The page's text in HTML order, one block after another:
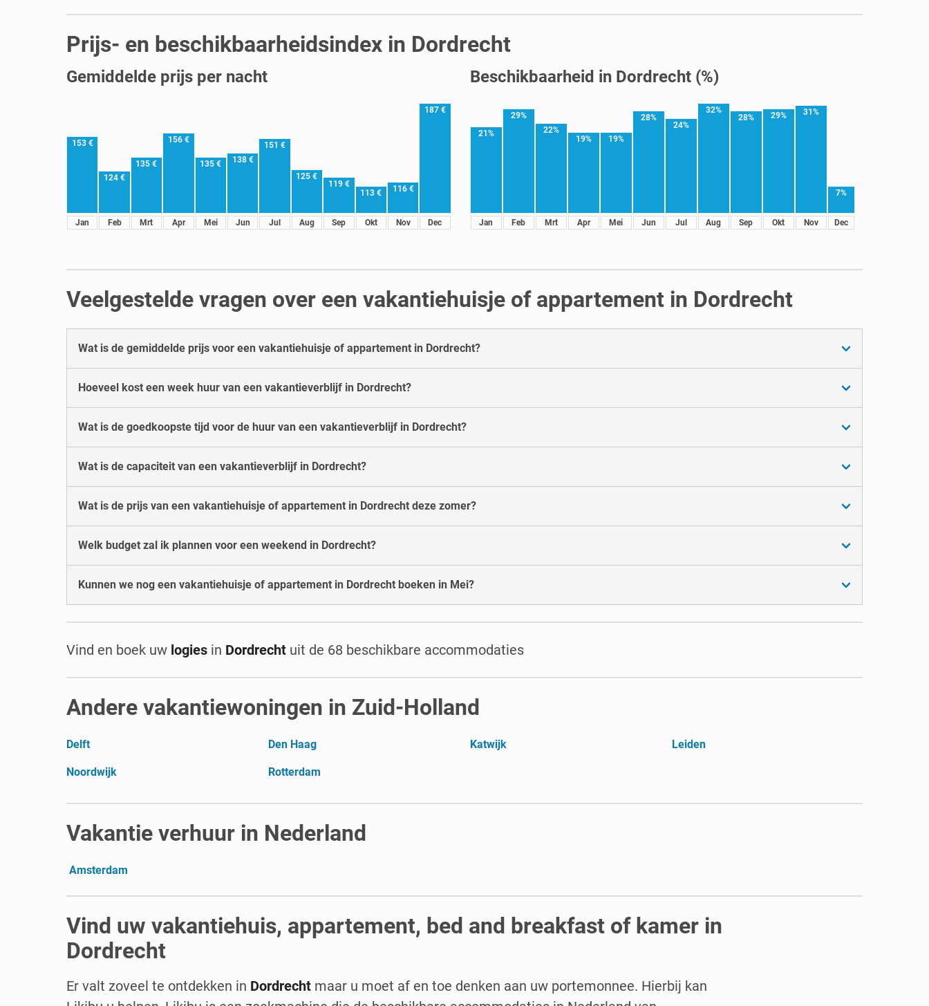
Prijs- en beschikbaarheidsindex in Dordrecht
Gemiddelde prijs per nacht
153 €
Jan
124 €
Feb
135 €
Mrt
156 €
Apr
135 €
Mei
138 €
Jun
151 €
Jul
125 €
Aug
119 €
Sep
113 €
Okt
116 €
Nov
187 €
Dec
Beschikbaarheid in Dordrecht (%)
21%
Jan
29%
Feb
22%
Mrt
19%
Apr
19%
Mei
28%
Jun
24%
Jul
32%
Aug
28%
Sep
29%
Okt
31%
Nov
7%
Dec
Veelgestelde vragen over een vakantiehuisje of appartement in Dordrecht
Wat is de gemiddelde prijs voor een vakantiehuisje of appartement in Dordrecht?
Hoeveel kost een week huur van een vakantieverblijf in Dordrecht?
Wat is de goedkoopste tijd voor de huur van een vakantieverblijf in Dordrecht?
Wat is de capaciteit van een vakantieverblijf in Dordrecht?
Wat is de prijs van een vakantiehuisje of appartement in Dordrecht deze zomer?
Welk budget zal ik plannen voor een weekend in Dordrecht?
Kunnen we nog een vakantiehuisje of appartement in Dordrecht boeken in Mei?
Vind en boek uw logies in Dordrecht uit de 68 beschikbare accommodaties
Andere vakantiewoningen in Zuid-Holland
Delft Den Haag Katwijk Leiden
Noordwijk Rotterdam
Vakantie verhuur in Nederland
Amsterdam
Vind uw vakantiehuis, appartement, bed and breakfast of kamer in
Dordrecht
Er valt zoveel te ontdekken in Dordrecht maar u moet af en toe denken aan uw portemonnee. Hierbij kan